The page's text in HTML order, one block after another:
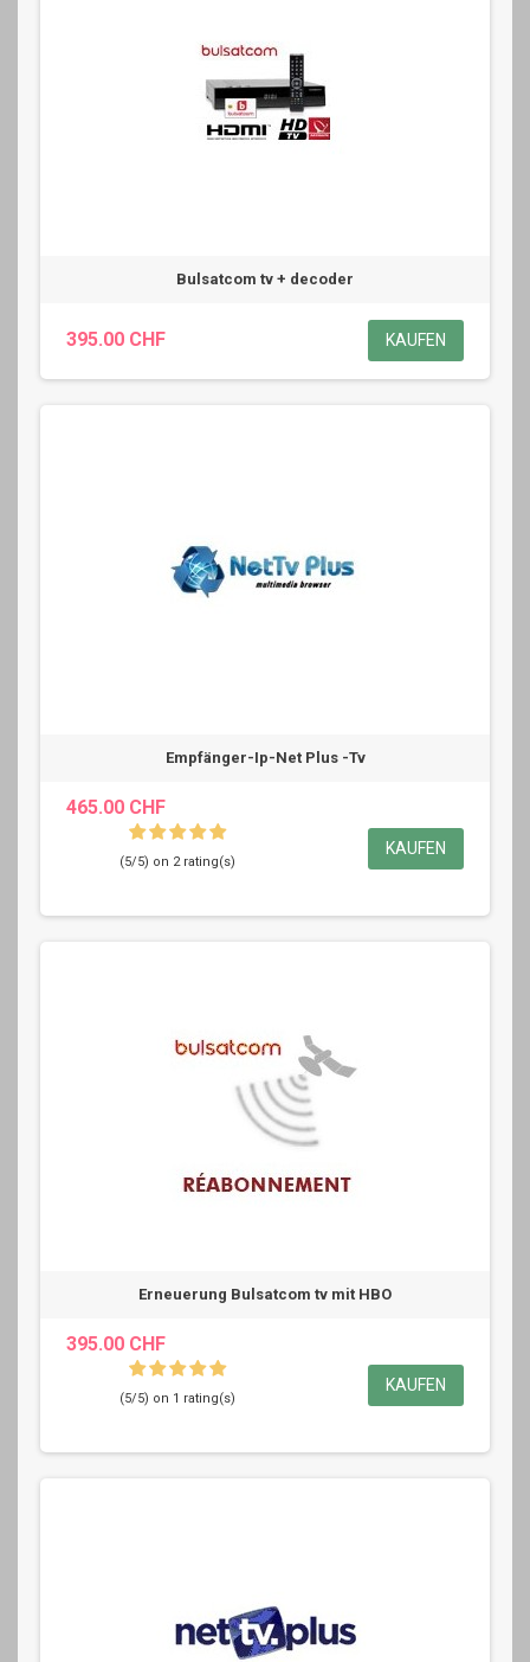
Bulsatcom tv + decoder
395.00 CHF KAUFEN
Empfänger-Ip-Net Plus -Tv
465.00 CHF
(5/5) on 2 rating(s)
KAUFEN
Erneuerung Bulsatcom tv mit HBO
395.00 CHF
(5/5) on 1 rating(s)
KAUFEN